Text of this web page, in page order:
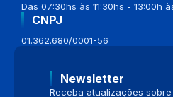
Das 07:30hs às 11:30hs - 13:00h
CNPJ
01.362.680/0001-56
Newsletter
Receba atualizações